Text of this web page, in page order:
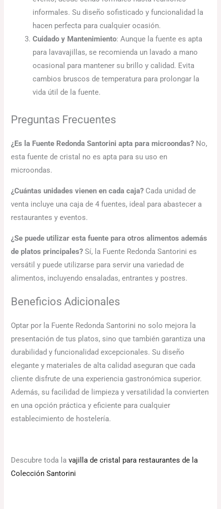
informales. Su diseño sofisticado y funcionalidad la
hacen perfecta para cualquier ocasión.
Cuidado y Mantenimiento: Aunque la fuente es apta
para lavavajillas, se recomienda un lavado a mano
ocasional para mantener su brillo y calidad. Evita
cambios bruscos de temperatura para prolongar la
vida útil de la fuente.
Preguntas Frecuentes
¿Es la Fuente Redonda Santorini apta para microondas? No,
esta fuente de cristal no es apta para su uso en
microondas.
¿Cuántas unidades vienen en cada caja? Cada unidad de
venta incluye una caja de 4 fuentes, ideal para abastecer a
restaurantes y eventos.
¿Se puede utilizar esta fuente para otros alimentos además
de platos principales? Sí, la Fuente Redonda Santorini es
versátil y puede utilizarse para servir una variedad de
alimentos, incluyendo ensaladas, entrantes y postres.
Beneficios Adicionales
Optar por la Fuente Redonda Santorini no solo mejora la
presentación de tus platos, sino que también garantiza una
durabilidad y funcionalidad excepcionales. Su diseño
elegante y materiales de alta calidad aseguran que cada
cliente disfrute de una experiencia gastronómica superior.
Además, su facilidad de limpieza y versatilidad la convierten
en una opción práctica y eficiente para cualquier
establecimiento de hostelería.
Descubre toda lavajilla de cristal para restaurantes de la
Colección Santorini